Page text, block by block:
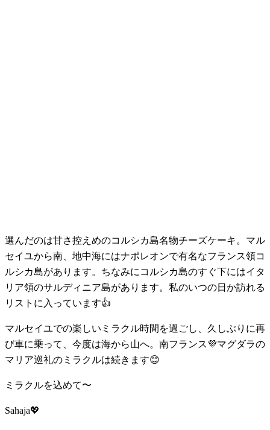
選んだのは甘さ控えめのコルシカ島名物チーズケーキ。マル
セイユから南、地中海にはナポレオンで有名なフランス領コ
ルシカ島があります。ちなみにコルシカ島のすぐ下にはイタ
リア領のサルディニア島があります。私のいつの日か訪れる
リストに入っています👍
マルセイユでの楽しいミラクル時間を過ごし、久しぶりに再
び車に乗って、今度は海から山へ。南フランス💜マグダラの
マリア巡礼のミラクルは続きます😊
ミラクルを込めて〜
Sahaja💖